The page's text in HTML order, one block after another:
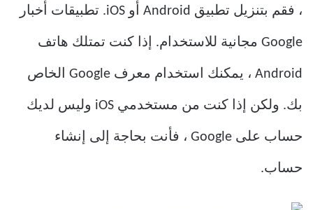
، فقم بتنزيل تطبيق Android أو iOS. تطبيقات أخبار
Google مجانية للاستخدام. إذا كنت تمتلك هاتف
Android ، يمكنك استخدام معرف Google الخاص
بك. ولكن إذا كنت من مستخدمي iOS وليس لديك
حساب على Google ، فأنت بحاجة إلى إنشاء
حساب.